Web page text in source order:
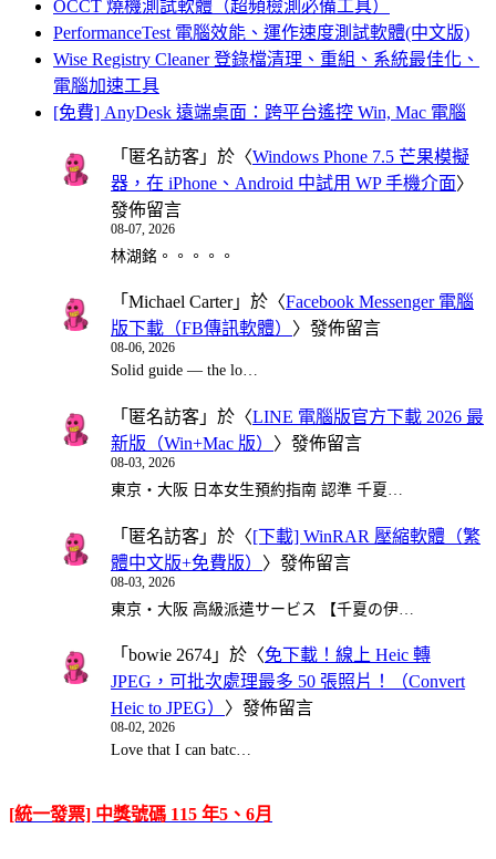
OCCT 燒機測試軟體（超頻檢測必備工具）
PerformanceTest 電腦效能、運作速度測試軟體(中文版)
Wise Registry Cleaner 登錄檔清理、重組、系統最佳化、
電腦加速工具
[免費] AnyDesk 遠端桌面：跨平台遙控 Win, Mac 電腦
「 匿名訪客 」於〈Windows Phone 7.5 芒果模擬
器，在 iPhone、Android 中試用 WP 手機介面〉
發佈留言
08-07, 2026
林湖銘。。。。。
「 Michael Carter」於〈Facebook Messenger 電腦
版下載（FB傳訊軟體） 〉發佈留言
08-06, 2026
Solid guide — the lo…
「 匿名訪客 」於〈LINE 電腦版官方下載 2026 最
新版（Win+Mac 版） 〉發佈留言
08-03, 2026
東京・大阪 日本女生預約指南 認準 千夏…
「 匿名訪客 」於〈[下載] WinRAR 壓縮軟體（繁
體中文版+免費版） 〉發佈留言
08-03, 2026
東京・大阪 高級派遣サービス 【千夏の伊…
「 bowie 2674 」於〈免下載！線上 Heic 轉
JPEG，可批次處理最多 50 張照片！（Convert
Heic to JPEG） 〉發佈留言
08-02, 2026
Love that I can batc…
[統一發票] 中獎號碼 115 年5、6月